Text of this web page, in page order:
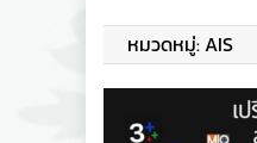
หมวดหมู่:AIS